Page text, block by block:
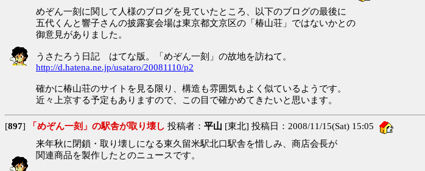
めぞん一刻に関して人様のブログを見ていたところ、以下のブログの最後に
五代くんと響子さんの披露宴会場は東京都文京区の「椿山荘」ではないかとの
御意見がありました。
うさたろう日記 はてな版。「めぞん一刻」の故地を訪ねて。
http://d.hatena.ne.jp/usataro/20081110/p2
確かに椿山荘のサイトを見る限り、構造も雰囲気もよく似ているようです。
近々上京する予定もありますので、この目で確かめてきたいと思います。
[897] 「めぞん一刻」の駅舎が取り壊し 投稿者： 平山 [東北] 投稿日：2008/11/15(Sat) 15:05
来年秋に閉鎖・取り壊しになる東久留米駅北口駅舎を惜しみ、商店会長が
関連商品を製作したとのニュースです。